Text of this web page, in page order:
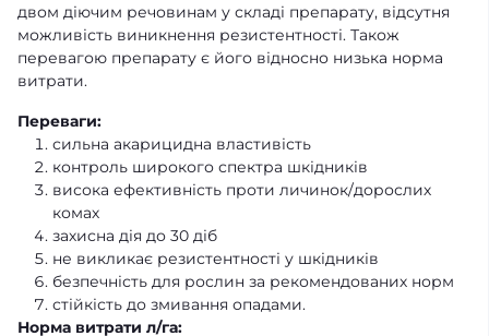
двом діючим речовинам у складі препарату, відсутня
можливість виникнення резистентності. Також
перевагою препарату є його відносно низька норма
витрати.
Переваги:
сильна акарицидна властивість
контроль широкого спектра шкідників
висока ефективність проти личинок/дорослих
комах
захисна дія до 30 діб
не викликає резистентності у шкідників
безпечність для рослин за рекомендованих норм
стійкість до змивання опадами.
Норма витрати л/га: